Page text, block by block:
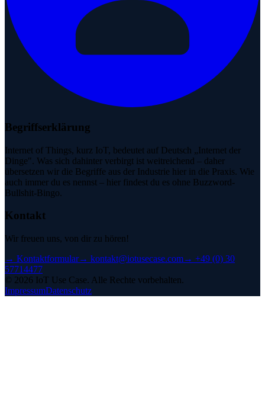
Begriffserklärung
Internet of Things, kurz IoT, bedeutet auf Deutsch „Internet der
Dinge". Was sich dahinter verbirgt ist weitreichend – daher
übersetzen wir die Begriffe aus der Industrie hier in die Praxis. Wie
auch immer du es nennst – hier findest du es ohne Buzzword-
Bullshit-Bingo.
Kontakt
Wir freuen uns, von dir zu hören!
→ Kontaktformular→ kontakt@iotusecase.com→ +49 (0) 30
57714477
© 2026 IoT Use Case. Alle Rechte vorbehalten.
ImpressumDatenschutz